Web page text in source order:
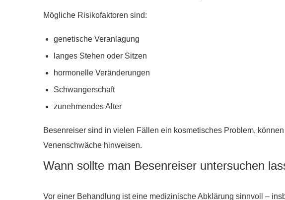
Mögliche Risikofaktoren sind:
genetische Veranlagung
langes Stehen oder Sitzen
hormonelle Veränderungen
Schwangerschaft
zunehmendes Alter
Besenreiser sind in vielen Fällen ein kosmetisches Problem,
Venenschwäche hinweisen.
Wann sollte man Besenreiser untersuchen
Vor einer Behandlung ist eine medizinische Abklärung sinnvoll –